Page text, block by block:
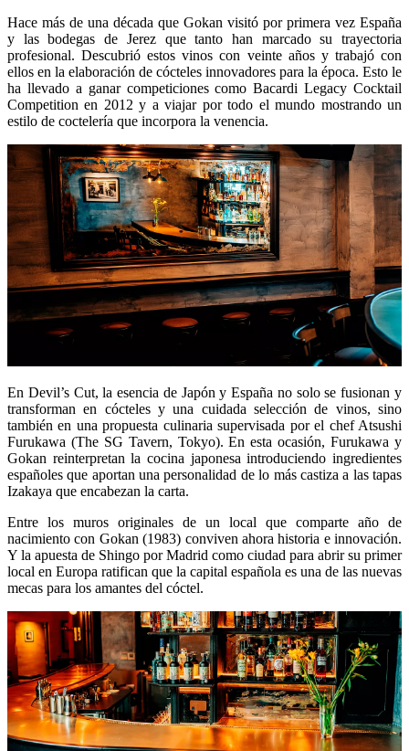
Hace más de una década que Gokan visitó por primera vez España
y las bodegas de Jerez que tanto han marcado su trayectoria
profesional. Descubrió estos vinos con veinte años y trabajó con
ellos en la elaboración de cócteles innovadores para la época. Esto le
ha llevado a ganar competiciones como Bacardi Legacy Cocktail
Competition en 2012 y a viajar por todo el mundo mostrando un
estilo de coctelería que incorpora la venencia.
En Devil’s Cut, la esencia de Japón y España no solo se fusionan y
transforman en cócteles y una cuidada selección de vinos, sino
también en una propuesta culinaria supervisada por el chef Atsushi
Furukawa (The SG Tavern, Tokyo). En esta ocasión, Furukawa y
Gokan reinterpretan la cocina japonesa introduciendo ingredientes
españoles que aportan una personalidad de lo más castiza a las tapas
Izakaya que encabezan la carta.
Entre los muros originales de un local que comparte año de
nacimiento con Gokan (1983) conviven ahora historia e innovación.
Y la apuesta de Shingo por Madrid como ciudad para abrir su primer
local en Europa ratifican que la capital española es una de las nuevas
mecas para los amantes del cóctel.